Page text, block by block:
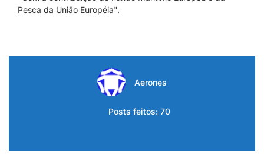
Pesca da União Européia".
Aerones
Posts feitos: 70